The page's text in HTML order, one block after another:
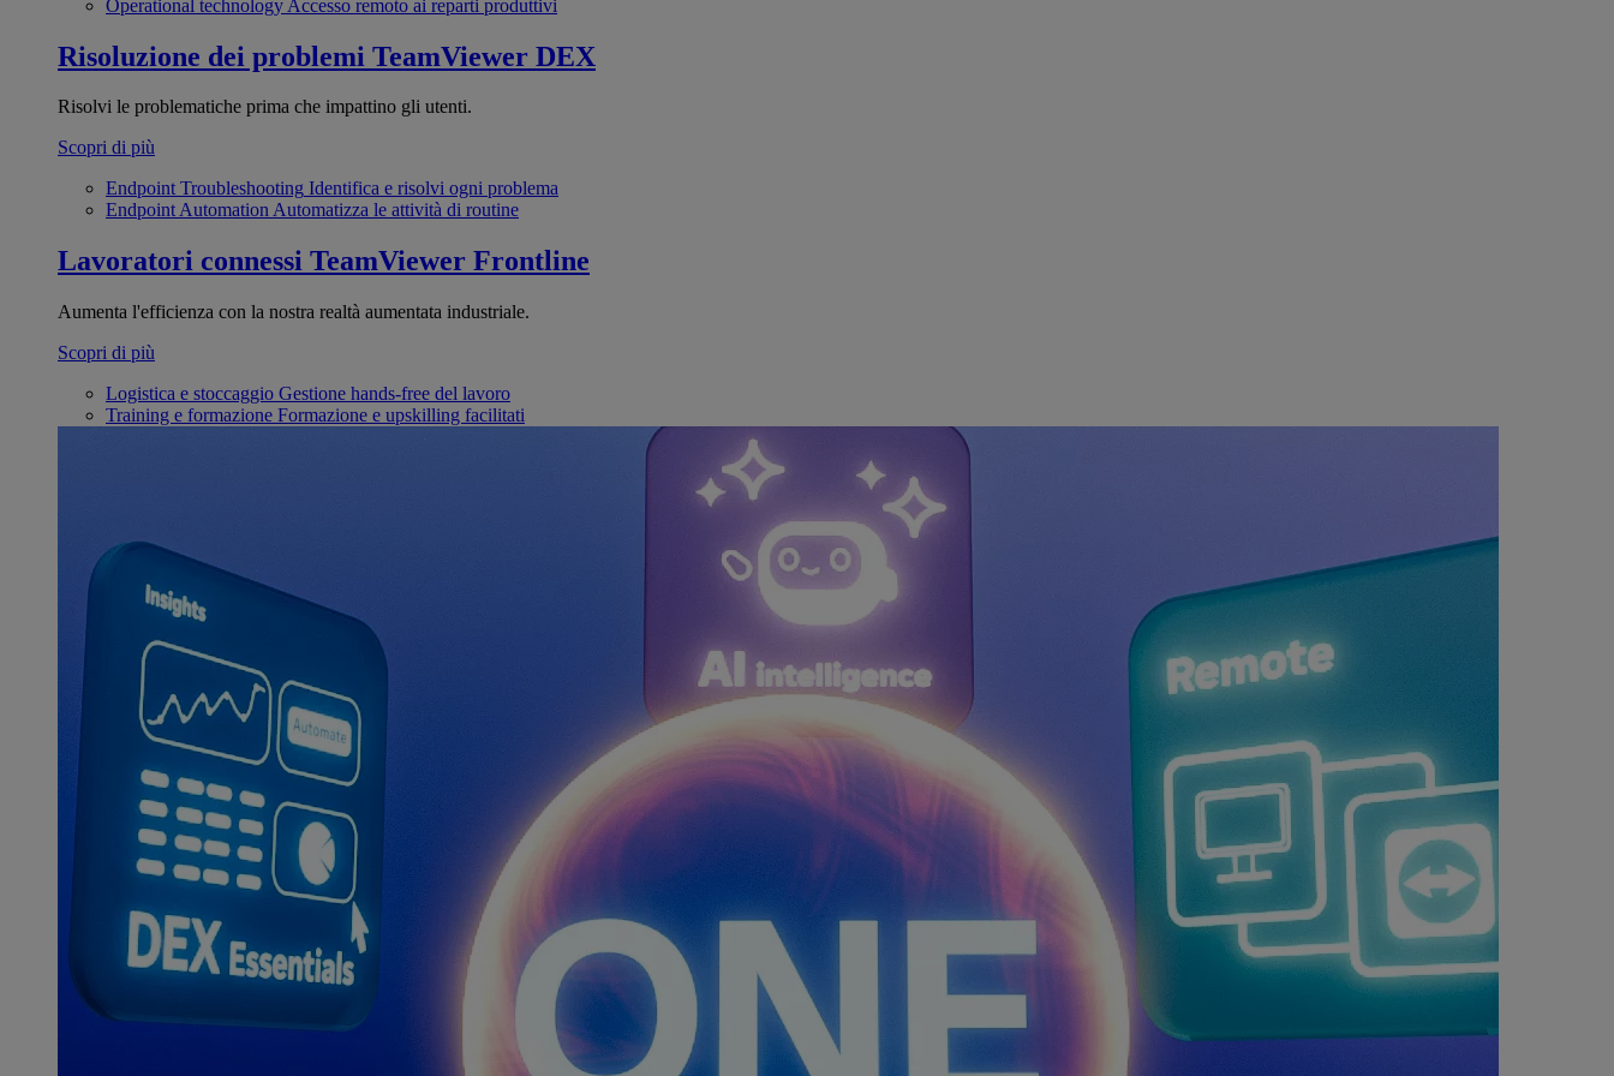
Operational technology Accesso remoto ai reparti produttivi
Risoluzione dei problemi TeamViewer DEX
Risolvi le problematiche prima che impattino gli utenti.
Scopri di più
Endpoint Troubleshooting Identifica e risolvi ogni problema
Endpoint AutomationAutomatizza le attività di routine
Lavoratori connessi TeamViewer Frontline
Aumenta l'efficienza con la nostra realtà aumentata industriale.
Scopri di più
Logistica e stoccaggio Gestione hands-free del lavoro
Training e formazione Formazione e upskilling facilitati